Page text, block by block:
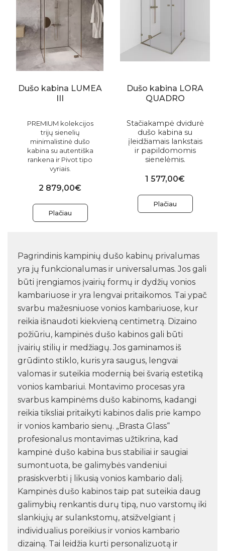
Dušo kabina LUMEA
III
PREMIUM kolekcijos
trijų sienelių
minimalistinė dušo
kabina su autentiška
rankena ir Pivot tipo
vyriais.
2 879,00€
Plačiau
Dušo kabina LORA
QUADRO
Stačiakampė dvidurė
dušo kabina su
įleidžiamais lankstais
ir papildomomis
sienelėmis.
1 577,00€
Plačiau
Pagrindinis kampinių dušo kabinų privalumas
yra jų funkcionalumas ir universalumas. Jos gali
būti įrengiamos įvairių formų ir dydžių vonios
kambariuose ir yra lengvai pritaikomos. Tai ypač
svarbu mažesniuose vonios kambariuose, kur
reikia išnaudoti kiekvieną centimetrą. Dizaino
požiūriu, kampinės dušo kabinos gali būti
įvairių stilių ir medžiagų. Jos gaminamos iš
grūdinto stiklo, kuris yra saugus, lengvai
valomas ir suteikia modernią bei švarią estetiką
vonios kambariui. Montavimo procesas yra
svarbus kampinėms dušo kabinoms, kadangi
reikia tiksliai pritaikyti kabinos dalis prie kampo
ir vonios kambario sienų. „Brasta Glass“
profesionalus montavimas užtikrina, kad
kampinė dušo kabina bus stabiliai ir saugiai
sumontuota, be galimybės vandeniui
prasiskverbti į likusią vonios kambario dalį.
Kampinės dušo kabinos taip pat suteikia daug
galimybių renkantis durų tipą, nuo varstomų iki
slankiųjų ar sulankstomų, atsižvelgiant į
individualius poreikius ir vonios kambario
dizainą. Tai leidžia kurti personalizuotą ir